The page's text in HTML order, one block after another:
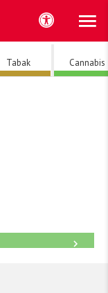
Tabak Cannabis
→